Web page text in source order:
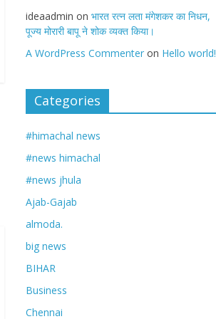
ideaadmin on भारत रत्न लता मंगेशकर का निधन,
पूज्य मोरारी बापू ने शोक व्यक्त किया।
A WordPress Commenter on Hello world!
Categories
#himachal news
#news himachal
#news jhula
Ajab-Gajab
almoda.
big news
BIHAR
Business
Chennai